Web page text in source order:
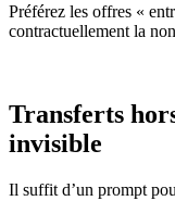
Préférez les offres «
contractuellement la
Transferts
invisible
Il suffit d’un prompt